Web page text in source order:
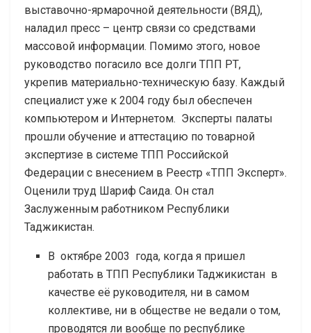
выставочно-ярмарочной деятельности (ВЯД),
наладил пресс – центр связи со средствами
массовой информации. Помимо этого, новое
руководство погасило все долги ТПП РТ,
укрепив материально-техническую базу. Каждый
специалист уже к 2004 году был обеспечен
компьютером и Интернетом. Эксперты палаты
прошли обучение и аттестацию по товарной
экспертизе в системе ТПП Российской
Федерации с внесением в Реестр «ТПП Эксперт».
Оценили труд Шариф Саида. Он стал
Заслуженным работником Республики
Таджикистан.
В октябре 2003 года, когда я пришел
работать в ТПП Республики Таджикистан в
качестве её руководителя, ни в самом
коллективе, ни в обществе не ведали о том,
проводятся ли вообще по республике